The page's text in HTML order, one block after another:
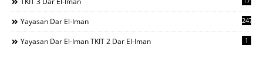
Yayasan Dar El-Iman 247
Yayasan Dar El-Iman TKIT 2 Dar El-Iman 1